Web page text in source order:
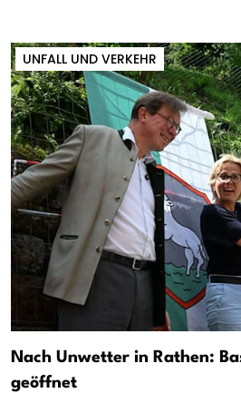
UNFALL UND VERKEHR
Nach Unwetter in Rathen:
geöffnet